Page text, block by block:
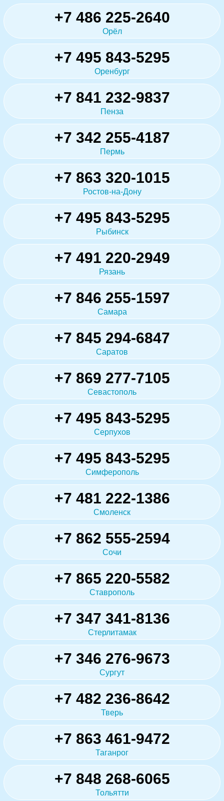
+7 486 225-2640
Орёл
+7 495 843-5295
Оренбург
+7 841 232-9837
Пенза
+7 342 255-4187
Пермь
+7 863 320-1015
Ростов-на-Дону
+7 495 843-5295
Рыбинск
+7 491 220-2949
Рязань
+7 846 255-1597
Самара
+7 845 294-6847
Саратов
+7 869 277-7105
Севастополь
+7 495 843-5295
Серпухов
+7 495 843-5295
Симферополь
+7 481 222-1386
Смоленск
+7 862 555-2594
Сочи
+7 865 220-5582
Ставрополь
+7 347 341-8136
Стерлитамак
+7 346 276-9673
Сургут
+7 482 236-8642
Тверь
+7 863 461-9472
Таганрог
+7 848 268-6065
Тольятти